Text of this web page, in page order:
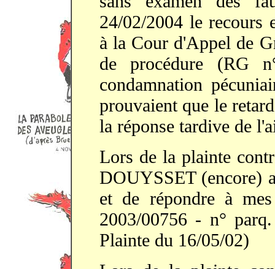
24/02/2004 le recours
à la Cour d'Appel de
de procédure (RG
condamnation
prouvaient que le
la réponse tardive de
Lors de la plainte
DOUYSSET (encore)
et de répondre à
2003/00756 - n°
Plainte du 16/05/02)